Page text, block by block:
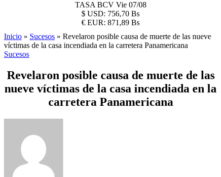
TASA BCV Vie 07/08
$ USD: 756,70 Bs
€ EUR: 871,89 Bs
Inicio » Sucesos » Revelaron posible causa de muerte de las nueve
víctimas de la casa incendiada en la carretera Panamericana
Sucesos
Revelaron posible causa de muerte de las
nueve víctimas de la casa incendiada en la
carretera Panamericana